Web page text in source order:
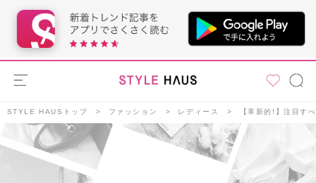
STYLE HAUSトップ ファッション レディース 【革新的!】注目す